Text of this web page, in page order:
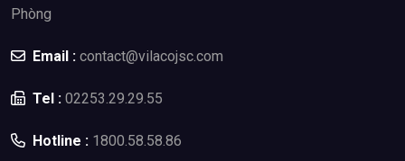
Phòng
Email : contact@vilacojsc.com
Tel : 02253.29.29.55
Hotline : 1800.58.58.86